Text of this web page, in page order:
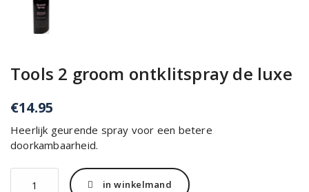
Tools 2 groom ontklitspray de luxe
€14.95
Heerlijk geurende spray voor een betere
doorkambaarheid.
in winkelmand